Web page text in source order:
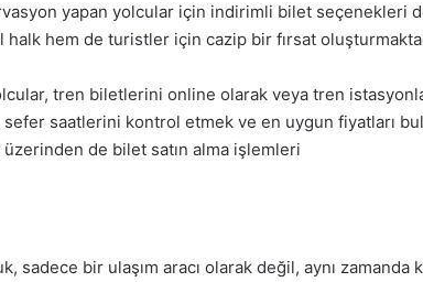
yapan yolcular için indirimli bilet seçenekleri
hem de turistler için cazip bir fırsat
tren biletlerini online olarak veya tren
saatlerini kontrol etmek ve en uygun fiyatları
de bilet satın alma işlemleri
sadece bir ulaşım aracı olarak değil, aynı zamanda